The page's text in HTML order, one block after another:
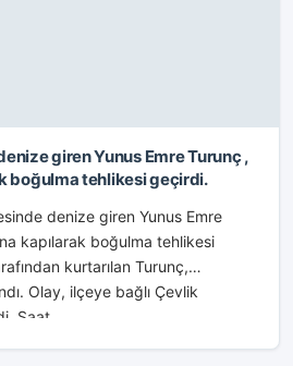
giren Yunus Emre Turunç ,
boğulma tehlikesi geçirdi.
denize giren Yunus Emre
kapılarak boğulma tehlikesi
kurtarılan Turunç,
Olay, ilçeye bağlı Çevlik
Saat...